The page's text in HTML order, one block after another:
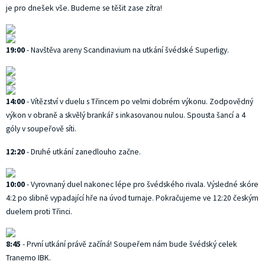
je pro dnešek vše. Budeme se těšit zase zítra!
19:00- Navštěva areny Scandinavium na utkání švédské Superligy.
14:00- Vítězství v duelu s Třincem po velmi dobrém výkonu. Zodpovědný
výkon v obraně a skvělý brankář s inkasovanou nulou. Spousta šancí a 4
góly v soupeřově síti.
12:20- Druhé utkání zanedlouho začne.
10:00- Vyrovnaný duel nakonec lépe pro švédského rivala. Výsledné skóre
4:2 po slibně vypadající hře na úvod turnaje. Pokračujeme ve 12:20 českým
duelem proti Třinci.
8:45 - První utkání právě začíná! Soupeřem nám bude švédský celek
Tranemo IBK.